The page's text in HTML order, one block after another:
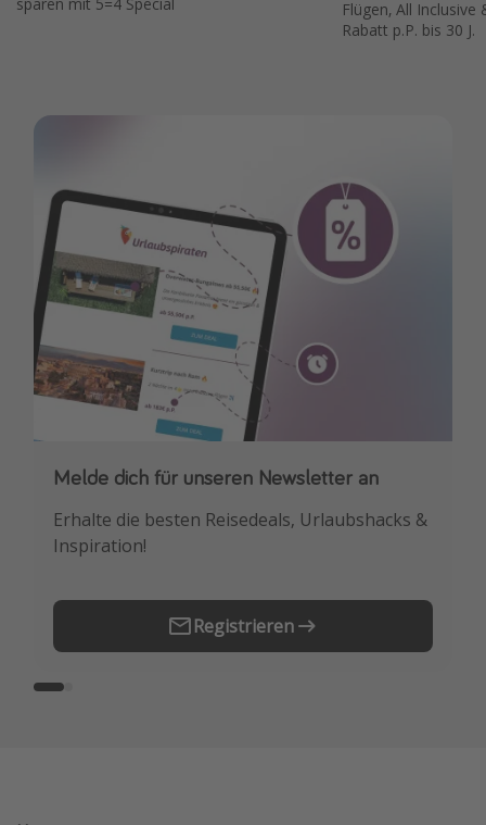
sparen mit 5=4 Special
Flügen, All
Rabatt p.P. bis 30 J.
Melde dich für unseren Newsletter an
Erhalte die besten Reisedeals, Urlaubshacks &
Inspiration!
Registrieren
Downloade unsere App
Buche die besten Reiseschnäppchen als
Erstes.